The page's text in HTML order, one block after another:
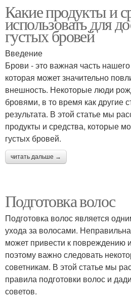
Какие продукты и
использовать для
густых бровей
Введение
Брови - это важная часть
которая может значительно
внешность. Некоторые люди
бровями, в то время как другие
результата. В этой статье мы
продукты и средства, которые
густых бровей.
читать дальше →
Подготовка волос
Подготовка волос является
ухода за волосами.
может привести к повреждению
поэтому важно следовать
советникам. В этой статье мы
правила подготовки волос и
советов.